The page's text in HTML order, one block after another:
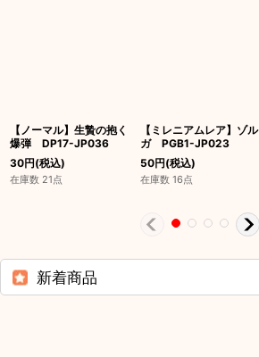
【ノーマル】生贄の抱く
爆弾 DP17-JP036
30円(税込)
在庫数 21点
【ミレニアムレア】ゾル
ガ PGB1-JP023
50円(税込)
在庫数 16点
新着商品